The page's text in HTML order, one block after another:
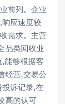
前列。企业
应速度较
需求。主营
品类回收业
能够根据客
经营,交易公
诉记录,在
高的认可